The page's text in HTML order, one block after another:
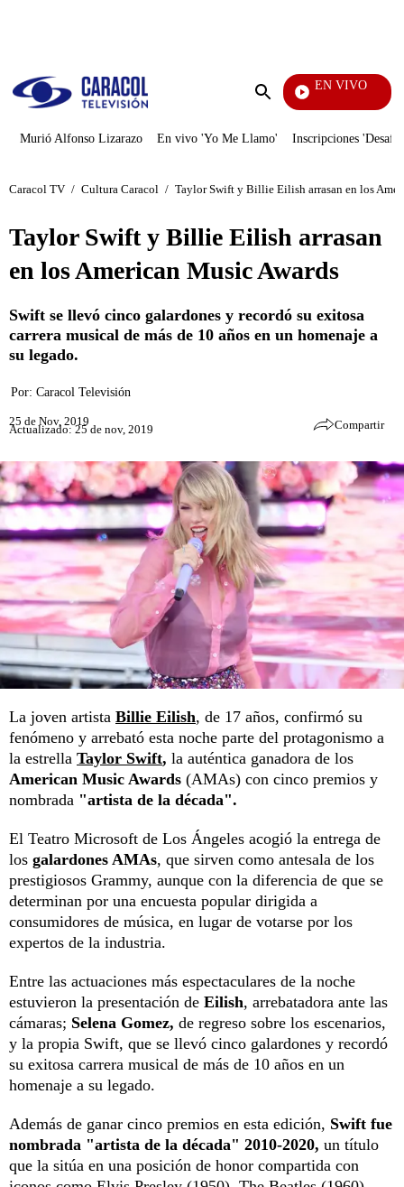
Enviar
EN VIVO
Murió Alfonso Lizarazo En vivo 'Yo Me Llamo' Inscripciones
Caracol TV / Cultura Caracol / Taylor Swift y Billie Eilish arrasan en los
Taylor Swift y Billie Eilish arrasan
en los American Music Awards
Swift se llevó cinco galardones y recordó su exitosa
carrera musical de más de 10 años en un homenaje a
su legado.
Por: Caracol Televisión
25 de Nov, 2019
Actualizado: 25 de nov, 2019 Compartir
La joven artista Billie Eilish, de 17 años, confirmó su
fenómeno y arrebató esta noche parte del protagonismo a
la estrella Taylor Swift, la auténtica ganadora de los
American Music Awards (AMAs) con cinco premios y
nombrada "artista de la década".
El Teatro Microsoft de Los Ángeles acogió la entrega de
los galardones AMAs, que sirven como antesala de los
prestigiosos Grammy, aunque con la diferencia de que se
determinan por una encuesta popular dirigida a
consumidores de música, en lugar de votarse por los
expertos de la industria.
Entre las actuaciones más espectaculares de la noche
estuvieron la presentación de Eilish, arrebatadora ante las
cámaras; Selena Gomez, de regreso sobre los escenarios,
y la propia Swift, que se llevó cinco galardones y recordó
su exitosa carrera musical de más de 10 años en un
homenaje a su legado.
Además de ganar cinco premios en esta edición, Swift fue
nombrada "artista de la década" 2010-2020, un título
que la sitúa en una posición de honor compartida con